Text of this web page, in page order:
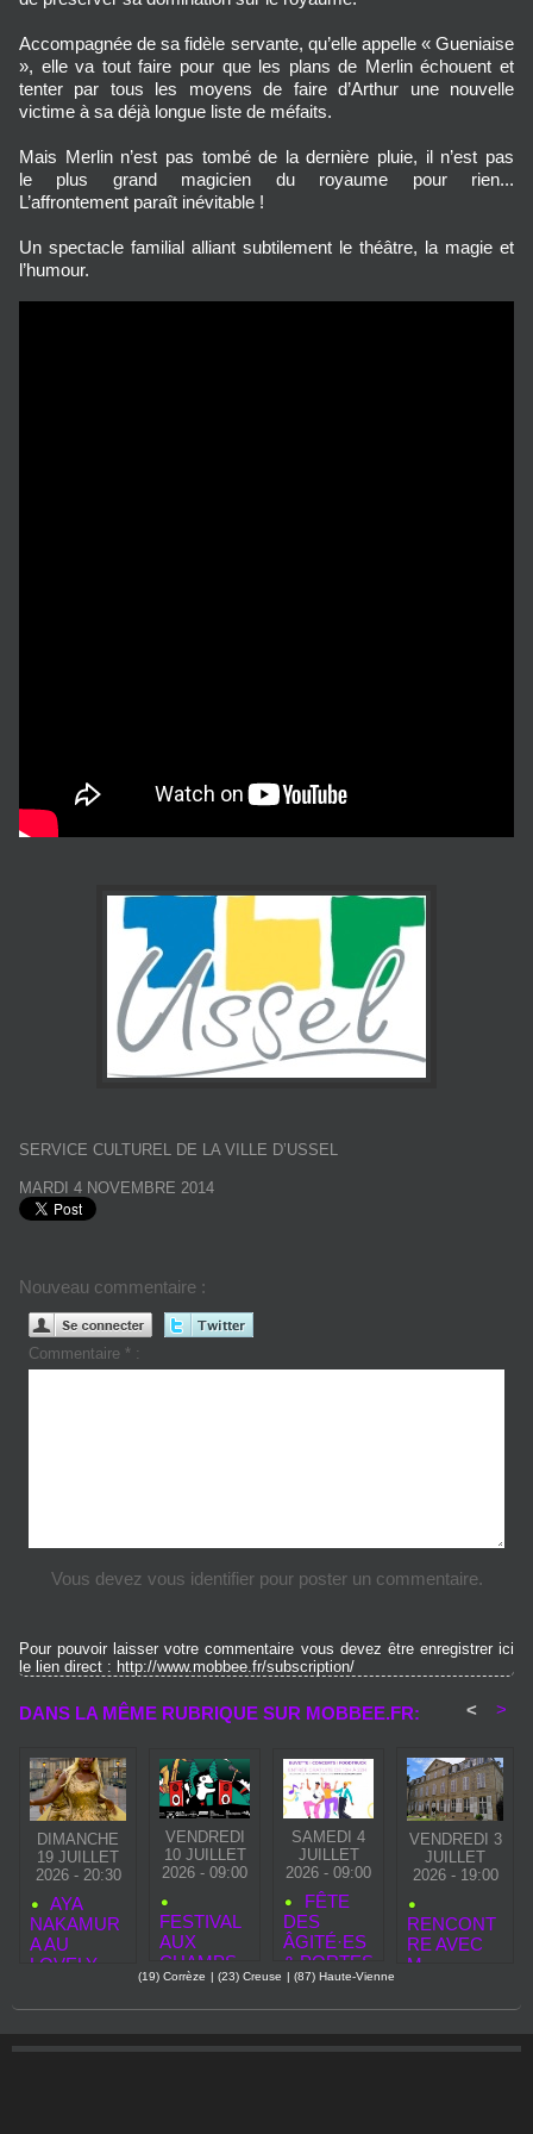
Accompagnée de sa fidèle servante, qu’elle appelle « Gueniaise
», elle va tout faire pour que les plans de Merlin échouent et
tenter par tous les moyens de faire d’Arthur une nouvelle
victime à sa déjà longue liste de méfaits.
Mais Merlin n’est pas tombé de la dernière pluie, il n’est pas
le plus grand magicien du royaume pour rien...
L’affrontement paraît inévitable !
Un spectacle familial alliant subtilement le théâtre, la magie et
l’humour.
SERVICE CULTUREL DE LA VILLE D’USSEL
MARDI 4 NOVEMBRE 2014
Nouveau commentaire :
Commentaire * :
Vous devez vous identifier pour poster un commentaire.
Pour pouvoir laisser votre commentaire vous devez être enregistrer ici
le lien direct : http://www.mobbee.fr/subscription/
DANS LA MÊME RUBRIQUE SUR MOBBEE.FR: < >
DIMANCHE
19 JUILLET
2026 - 20:30
AYA
NAKAMUR
A AU
LOVELY
FESTIVAL
VENDREDI
10 JUILLET
2026 - 09:00
FESTIVAL
AUX
CHAMPS
2026 :
LA
SAMEDI 4
JUILLET
2026 - 09:00
FÊTE
DES
ÂGITÉ·ES
& PORTES
OUVERTE
DES
VENDREDI 3
JUILLET
2026 - 19:00
RENCONT
RE AVEC
M.
SOUS‑PRÉ
BRIVE :
(19) Corrèze | (23) Creuse | (87) Haute-Vienne